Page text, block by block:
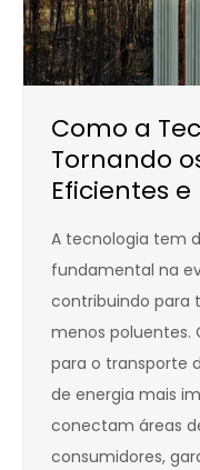
Como a
Tornando
Eficientes
A tecnologia tem
fundamental na
contribuindo para
menos poluentes.
para o transporte
de energia mais
conectam áreas
consumidores,